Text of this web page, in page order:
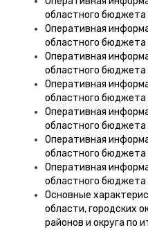
областного бюджета
Оперативная
областного
Оперативная
областного
Оперативная
областного бюджета
Оперативная
областного бюджета
Оперативная
областного
Оперативная
областного
Основные
области, городских
районов и округа по